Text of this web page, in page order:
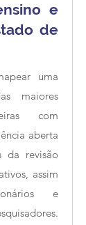
e
de
uma
maiores
com
aberta
da revisão
assim
e